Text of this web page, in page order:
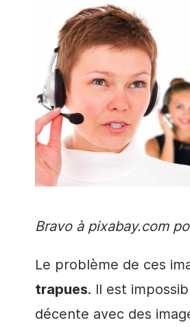
Bravo à pixabay.com
Le problème de ces
trapues. Il est
décente avec des